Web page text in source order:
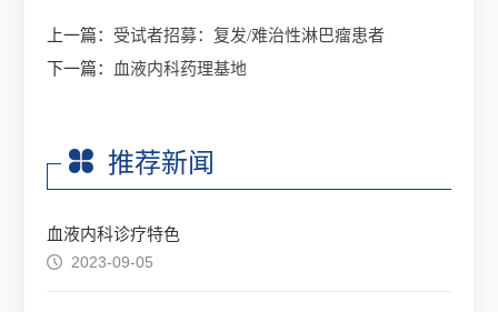
上一篇： 受试者招募：复发/难治性淋巴瘤患者
下一篇： 血液内科药理基地
推荐新闻
血液内科诊疗特色
2023-09-05